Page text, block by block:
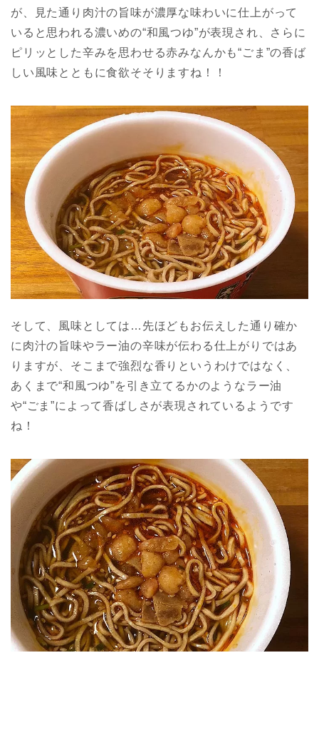
が、見た通り肉汁の旨味が濃厚な味わいに仕上がって
いると思われる濃いめの“和風つゆ”が表現され、さらに
ピリッとした辛みを思わせる赤みなんかも“ごま”の香ば
しい風味とともに食欲そそりますね！！
そして、風味としては…先ほどもお伝えした通り確か
に肉汁の旨味やラー油の辛味が伝わる仕上がりではあ
りますが、そこまで強烈な香りというわけではなく、
あくまで“和風つゆ”を引き立てるかのようなラー油
や“ごま”によって香ばしさが表現されているようです
ね！